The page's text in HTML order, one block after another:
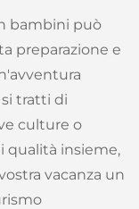
bambini può
preparazione e
tratti di
culture o
qualità insieme,
vacanza un